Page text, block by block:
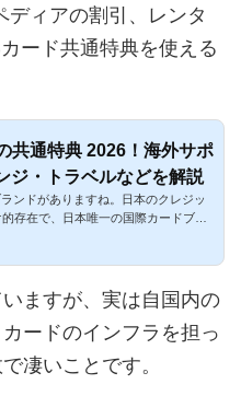
ィアの割引、レンタ
ード共通特典を使える
共通特典 2026！海外サポ
ジ・トラベルなどを解説
ンドがありますね。日本のクレジッ
存在で、日本唯一の国際カードブラ
ますが、実は自国内の
ードのインフラを担っ
凄いことです。